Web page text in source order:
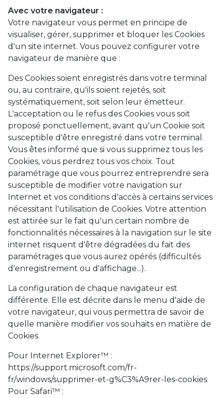
Avec votre navigateur :
Votre navigateur vous permet en principe de
visualiser, gérer, supprimer et bloquer les Cookies
d'un site internet. Vous pouvez configurer votre
navigateur de manière que :
Des Cookies soient enregistrés dans votre terminal
ou, au contraire, qu'ils soient rejetés, soit
systématiquement, soit selon leur émetteur.
L'acceptation ou le refus des Cookies vous soit
proposé ponctuellement, avant qu'un Cookie soit
susceptible d'être enregistré dans votre terminal.
Vous êtes informé que si vous supprimez tous les
Cookies, vous perdrez tous vos choix. Tout
paramétrage que vous pourrez entreprendre sera
susceptible de modifier votre navigation sur
Internet et vos conditions d'accès à certains services
nécessitant l'utilisation de Cookies. Votre attention
est attirée sur le fait qu'un certain nombre de
fonctionnalités nécessaires à la navigation sur le site
internet risquent d'être dégradées du fait des
paramétrages que vous aurez opérés (difficultés
d'enregistrement ou d'affichage...).
La configuration de chaque navigateur est
différente. Elle est décrite dans le menu d'aide de
votre navigateur, qui vous permettra de savoir de
quelle manière modifier vos souhaits en matière de
Cookies.
Pour Internet Explorer™ :
https://support.microsoft.com/fr-
fr/windows/supprimer-et-g%C3%A9rer-les-cookies
Pour Safari™ :